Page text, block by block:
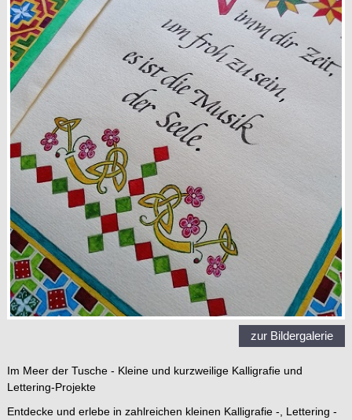
zur Bildergalerie
Im Meer der Tusche - Kleine und kurzweilige Kalligrafie und
Lettering-Projekte
Entdecke und erlebe in zahlreichen kleinen Kalligrafie -, Lettering -